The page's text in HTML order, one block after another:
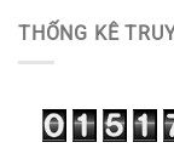
THỐNG KÊ